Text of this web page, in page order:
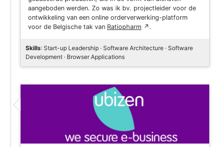
aangeboden werden. Zo was ik bv. projectleider voor de
ontwikkeling van een online orderverwerking-platform
voor de Belgische tak van Ratiopharm ↗ .
Skills: Start-up Leadership · Software Architecture · Software
Development · Browser Applications